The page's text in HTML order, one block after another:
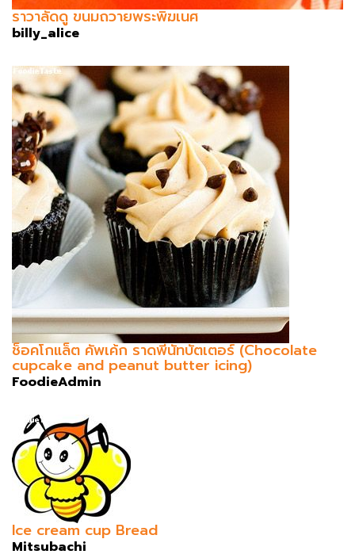
ราวาลัดดู ขนมถวายพระพิฆเนศ
billy_alice
ช็อคโกแล็ต คัพเค้ก ราดพีนัทบัตเตอร์ (Chocolate
cupcake and peanut butter icing)
FoodieAdmin
Ice cream cup Bread
Mitsubachi